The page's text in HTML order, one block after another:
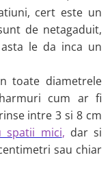
cert este un
de netagaduit,
le da inca un
toate diametrele
cum ar fi
intre 3 si 8 cm
spatii mici, dar si
sau chiar